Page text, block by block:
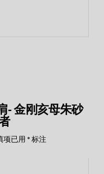
- 金刚亥母朱砂
项已用*标注